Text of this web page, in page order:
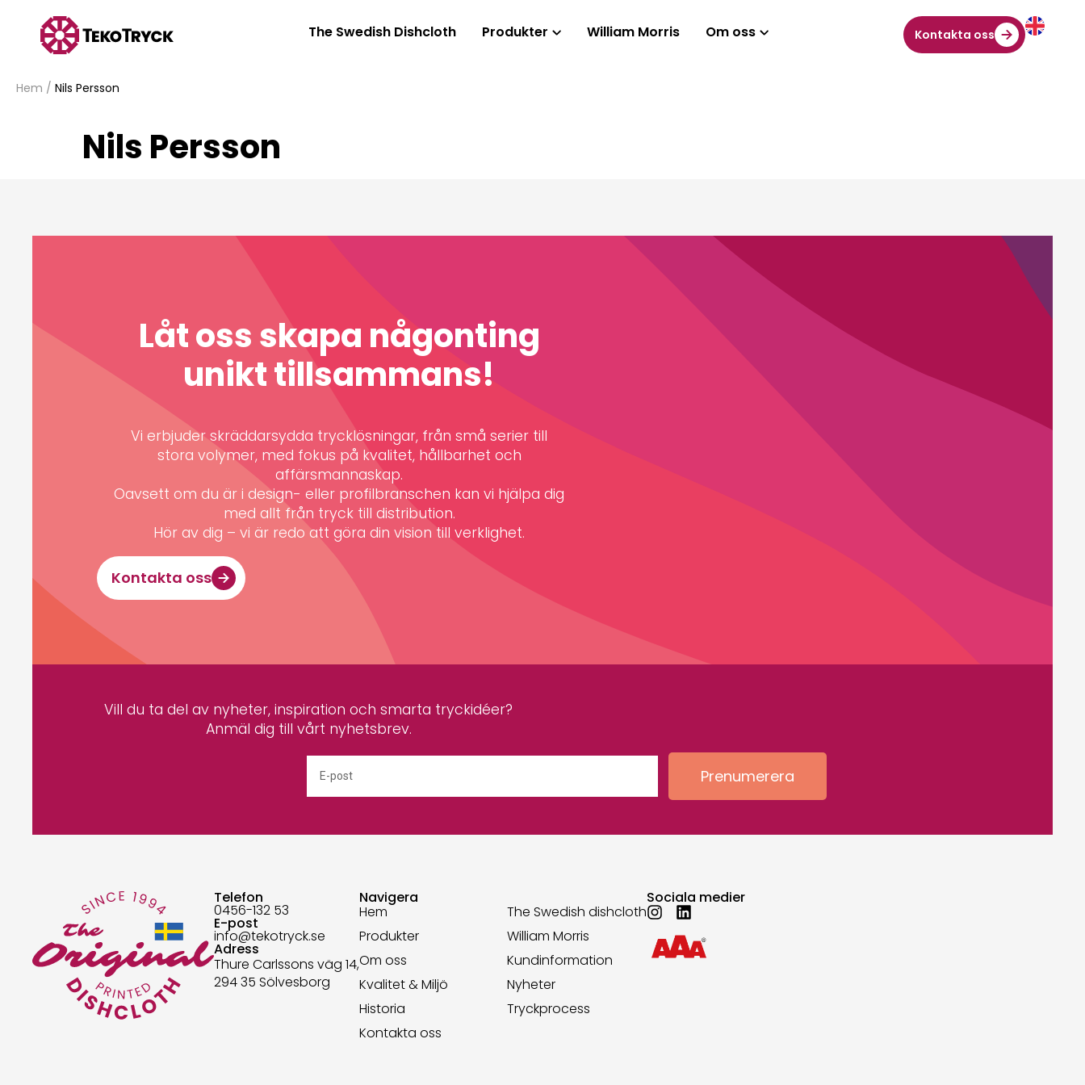
The Swedish Dishcloth Produkter William Morris Om oss Kontakta oss
Hem / Nils Persson
Nils Persson
Låt oss skapa någonting
unikt tillsammans!
Vi erbjuder skräddarsydda trycklösningar, från små serier till
stora volymer, med fokus på kvalitet, hållbarhet och
affärsmannaskap.
Oavsett om du är i design- eller profilbranschen kan vi hjälpa dig
med allt från tryck till distribution.
Hör av dig – vi är redo att göra din vision till verklighet.
Kontakta oss
Prenumerera
Vill du ta del av nyheter, inspiration och smarta tryckidéer?
Anmäl dig till vårt nyhetsbrev.
Telefon
0456-132 53
E-post
info@tekotryck.se
Adress
Thure Carlssons väg 14,
294 35 Sölvesborg
Navigera
Hem
The Swedish dishcloth
Produkter
William Morris
Om oss
Kundinformation
Kvalitet & Miljö
Nyheter
Historia
Tryckprocess
Kontakta oss
Sociala medier